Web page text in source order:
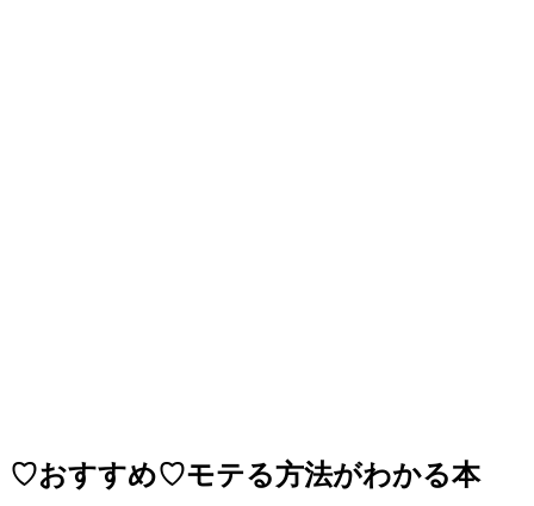
♡おすすめ♡モテる方法がわかる本